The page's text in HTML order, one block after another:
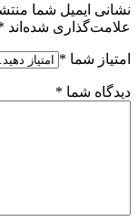
نشانی ایمیل شما
علامت‌گذاری شده‌اند
امتیاز شما *
دیدگاه شما *